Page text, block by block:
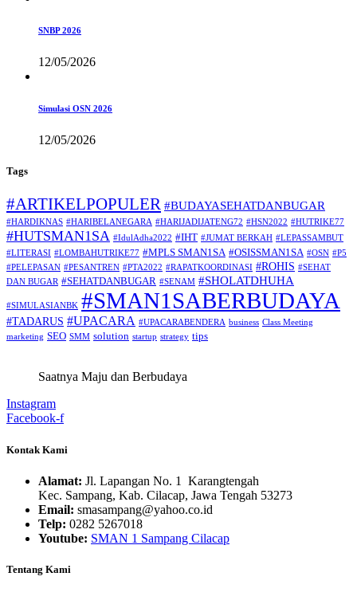
SNBP 2026
12/05/2026
Simulasi OSN 2026
12/05/2026
Tags
#ARTIKELPOPULER #BUDAYASEHATDANBUGAR
#HARDIKNAS #HARIBELANEGARA #HARIJADIJATENG72 #HSN2022 #HUTRIKE77
#HUTSMAN1SA #IdulAdha2022 #IHT #JUMAT BERKAH #LEPASSAMBUT
#LITERASI #LOMBAHUTRIKE77 #MPLS SMAN1SA #OSISSMAN1SA #OSN #P5
#PELEPASAN #PESANTREN #PTA2022 #RAPATKOORDINASI #ROHIS #SEHAT
DAN BUGAR #SEHATDANBUGAR #SENAM #SHOLATDHUHA
#SIMULASIANBK #SMAN1SABERBUDAYA
#TADARUS #UPACARA #UPACARABENDERA business Class Meeting
marketing SEO SMM solution startup strategy tips
Saatnya Maju dan Berbudaya
Instagram
Facebook-f
Kontak Kami
Alamat: Jl. Lapangan No. 1 Karangtengah
Kec. Sampang, Kab. Cilacap, Jawa Tengah 53273
Email: smasampang@yahoo.co.id
Telp: 0282 5267018
Youtube: SMAN 1 Sampang Cilacap
Tentang Kami